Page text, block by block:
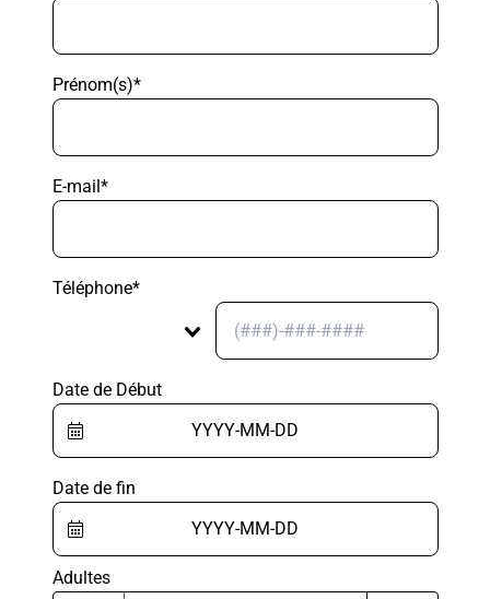
Prénom(s)*
E-mail*
Téléphone*
Date de Début
Date de fin
Adultes